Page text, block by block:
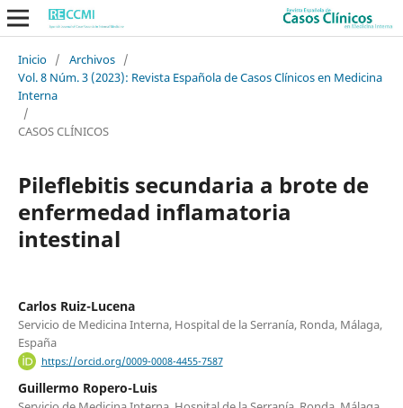
Inicio / Archivos /
Vol. 8 Núm. 3 (2023): Revista Española de Casos Clínicos en Medicina
Interna
/
CASOS CLÍNICOS
Pileflebitis secundaria a brote de
enfermedad inflamatoria
intestinal
Carlos Ruiz-Lucena
Servicio de Medicina Interna, Hospital de la Serranía, Ronda, Málaga,
España
https://orcid.org/0009-0008-4455-7587
Guillermo Ropero-Luis